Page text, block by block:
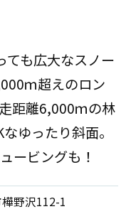
ても広大なスノー
ｍ超えのロン
距離6,000ｍの林
ゆったり斜面。
ービングも！
野沢112-1